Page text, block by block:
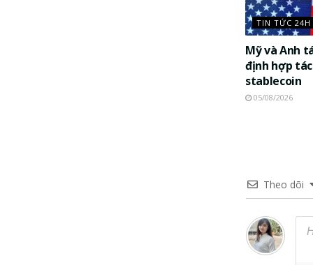
TIN TỨC 24H
Mỹ và Anh
định hợp
stablecoin
05/08/2026
Theo dõi